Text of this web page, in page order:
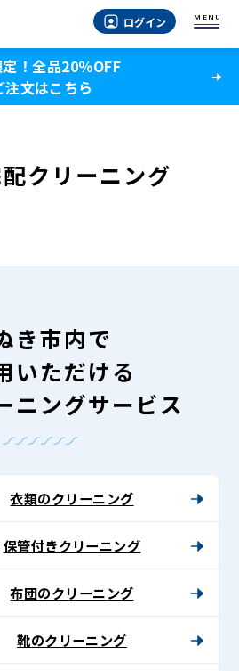
ログイン MENU
！全品20％OFF
注文はこちら
クリーニング
き市内で
いただける
ニングサービス
衣類のクリーニング
保管付きクリーニング
布団のクリーニング
靴のクリーニング